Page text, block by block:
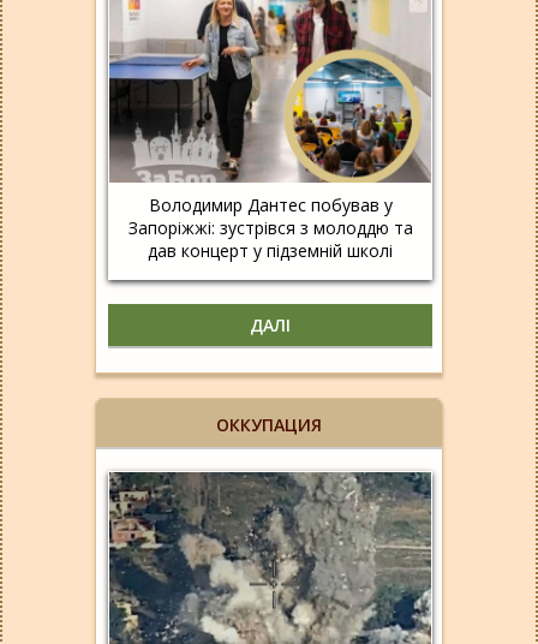
Володимир Дантес побував у
Запоріжжі: зустрівся з молоддю та
дав концерт у підземній школі
ДАЛІ
ОККУПАЦИЯ